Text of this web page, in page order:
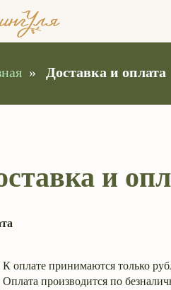
» Доставка и оплата
и
К оплате принимаются только
Оплата производится по